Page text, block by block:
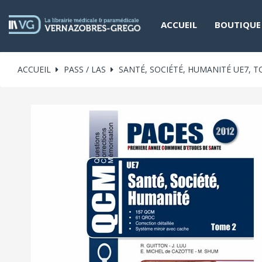
ACCUEIL BOUTIQUE
ACCUEIL PASS / LAS SANTÉ, SOCIÉTÉ, HUMANITÉ UE7,